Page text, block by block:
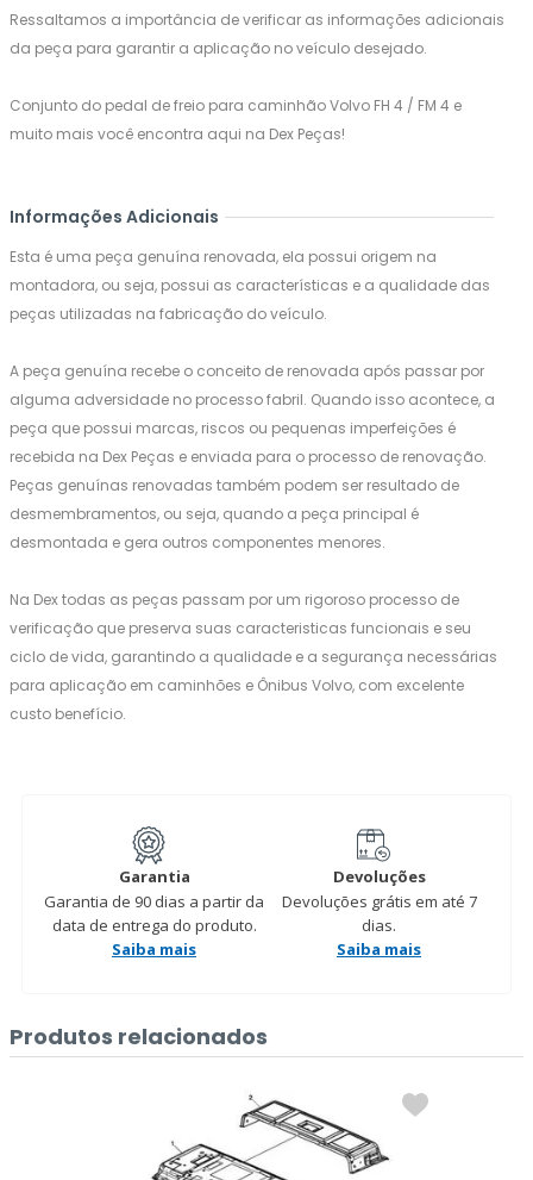
Ressaltamos a importância de verificar as informações adicionais
da peça para garantir a aplicação no veículo desejado.
Conjunto do pedal de freio para caminhão Volvo FH 4 / FM 4 e
muito mais você encontra aqui na Dex Peças!
Informações Adicionais
Esta é uma peça genuína renovada, ela possui origem na
montadora, ou seja, possui as características e a qualidade das
peças utilizadas na fabricação do veículo.
A peça genuína recebe o conceito de renovada após passar por
alguma adversidade no processo fabril. Quando isso acontece, a
peça que possui marcas, riscos ou pequenas imperfeições é
recebida na Dex Peças e enviada para o processo de renovação.
Peças genuínas renovadas também podem ser resultado de
desmembramentos, ou seja, quando a peça principal é
desmontada e gera outros componentes menores.
Na Dex todas as peças passam por um rigoroso processo de
verificação que preserva suas caracteristicas funcionais e seu
ciclo de vida, garantindo a qualidade e a segurança necessárias
para aplicação em caminhões e Ônibus Volvo, com excelente
custo benefício.
Garantia
Garantia de 90 dias a partir da
data de entrega do produto.
Saiba mais
Devoluções
Devoluções grátis em até 7
dias.
Saiba mais
Produtos relacionados